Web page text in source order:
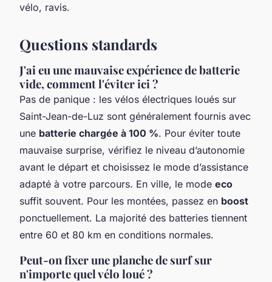
vélo, ravis.
Questions standards
J'ai eu une mauvaise expérience de batterie
vide, comment l'éviter ici ?
Pas de panique : les vélos électriques loués sur
Saint-Jean-de-Luz sont généralement fournis avec
une batterie chargée à 100 %. Pour éviter toute
mauvaise surprise, vérifiez le niveau d’autonomie
avant le départ et choisissez le mode d’assistance
adapté à votre parcours. En ville, le mode eco
suffit souvent. Pour les montées, passez en boost
ponctuellement. La majorité des batteries tiennent
entre 60 et 80 km en conditions normales.
Peut-on fixer une planche de surf sur
n'importe quel vélo loué ?